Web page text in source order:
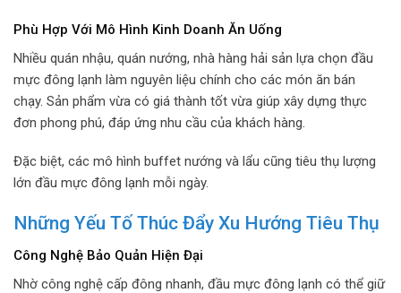
Phù Hợp Với Mô Hình Kinh Doanh Ăn Uống
Nhiều quán nhậu, quán nướng, nhà hàng hải sản lựa chọn đầu
mực đông lạnh làm nguyên liệu chính cho các món ăn bán
chạy. Sản phẩm vừa có giá thành tốt vừa giúp xây dựng thực
đơn phong phú, đáp ứng nhu cầu của khách hàng.
Đặc biệt, các mô hình buffet nướng và lẩu cũng tiêu thụ lượng
lớn đầu mực đông lạnh mỗi ngày.
Những Yếu Tố Thúc Đẩy Xu Hướng Tiêu Thụ
Công Nghệ Bảo Quản Hiện Đại
Nhờ công nghệ cấp đông nhanh, đầu mực đông lạnh có thể giữ